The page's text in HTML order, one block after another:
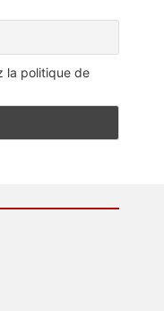
la politique de